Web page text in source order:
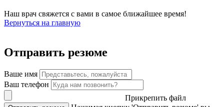
Наш врач свяжется с вами в самое ближайшее время!
Вернуться на главную
Отправить резюме
Ваше имя
Ваш телефон
Прикрепить файл